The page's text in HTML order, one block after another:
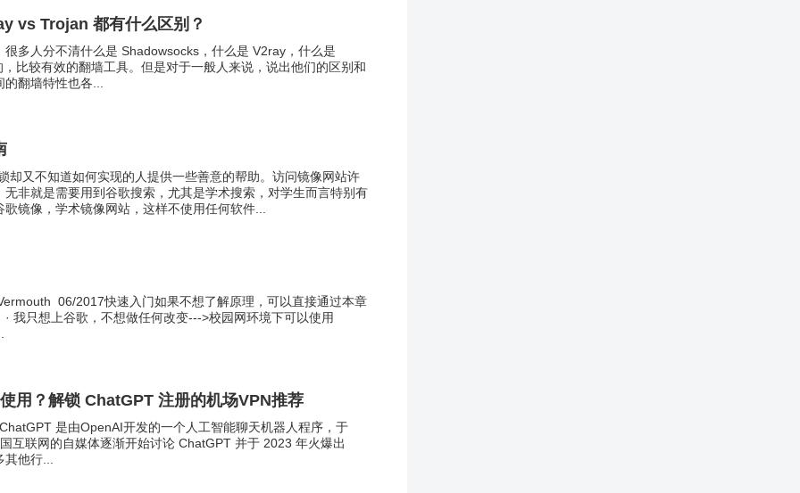
vs Trojan 都有什么区别？
多人分不清什么是 Shadowsocks，什么是 V2ray，什么是
比较有效的翻墙工具。但是对于一般人来说，说出他们的区别和
翻墙特性也各...
却又不知道如何实现的人提供一些善意的帮助。访问镜像网站许
非就是需要用到谷歌搜索，尤其是学术搜索，对学生而言特别有
镜像，学术镜像网站，这样不使用任何软件...
06/2017快速入门如果不想了解原理，可以直接通过本章
我只想上谷歌，不想做任何改变--->校园网环境下可以使用
用？解锁 ChatGPT 注册的机场VPN推荐
是由OpenAI开发的一个人工智能聊天机器人程序，于
互联网的自媒体逐渐开始讨论 ChatGPT 并于 2023 年火爆出
他行...